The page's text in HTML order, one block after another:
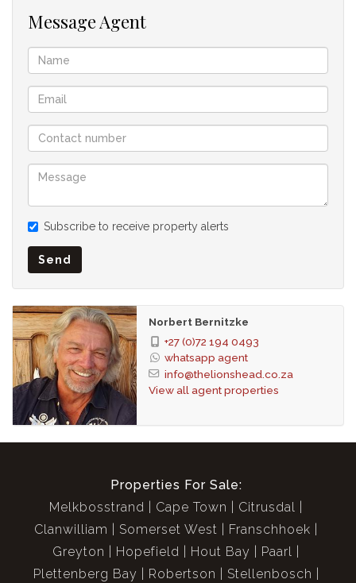
Message Agent
Subscribe to receive property alerts
Send
Norbert Bernitzke
+27 (0)72 194 0493
whatsapp agent
info@thelionshead.co.za
View all agent properties
Properties For Sale:
Melkbosstrand
Cape Town
Citrusdal
Clanwilliam
Somerset West
Franschhoek
Greyton
Hopefield Hout Bay
Paarl
Plettenberg Bay
Robertson Stellenbosch